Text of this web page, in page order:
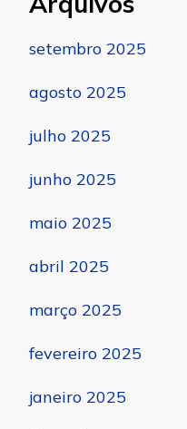
setembro 2025
agosto 2025
julho 2025
junho 2025
maio 2025
abril 2025
março 2025
fevereiro 2025
janeiro 2025